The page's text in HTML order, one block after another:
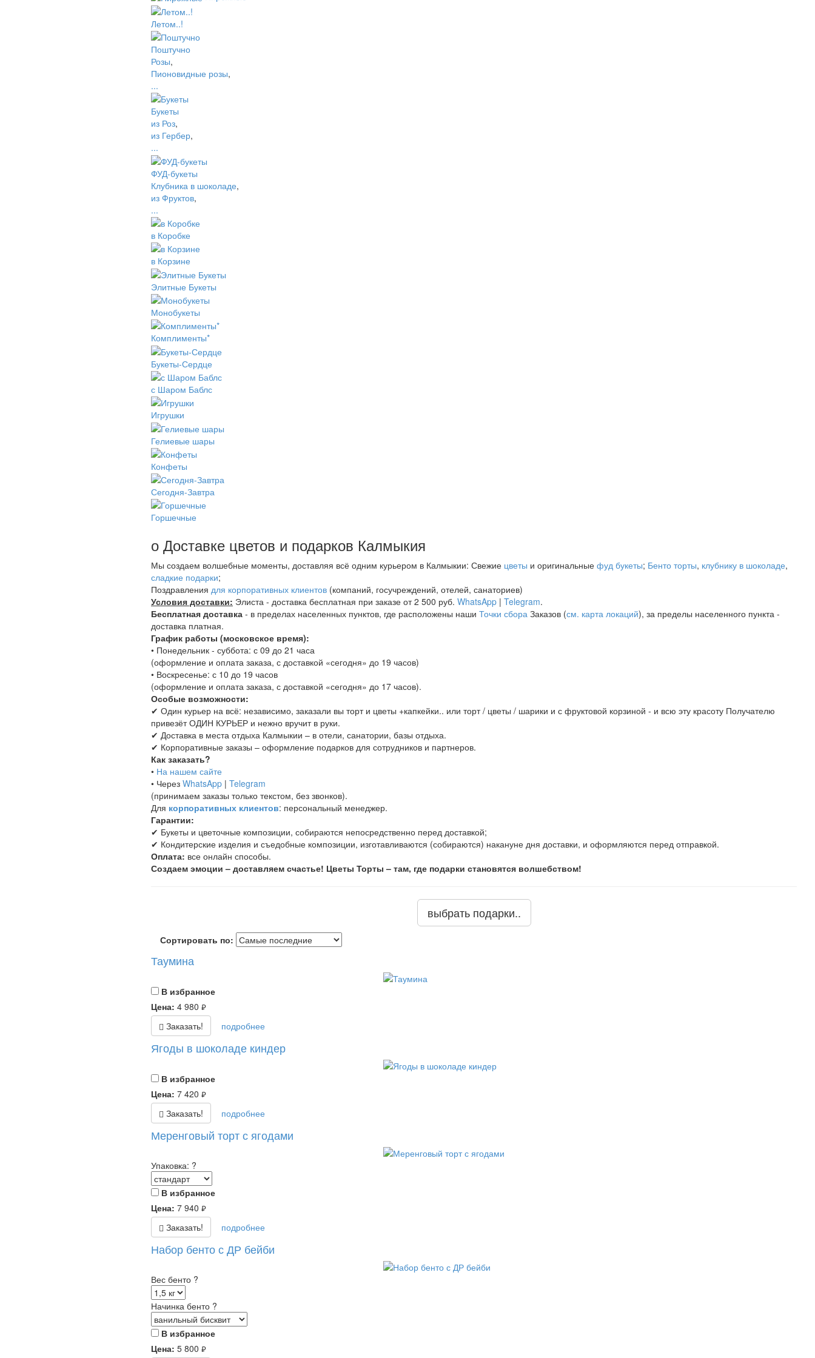
Летом..!
Поштучно
Розы,
Пионовидные розы,
...
Букеты
из Роз,
из Гербер,
...
ФУД-букеты
Клубника в шоколаде,
из Фруктов,
...
в Коробке
в Корзине
Элитные Букеты
Монобукеты
Комплименты*
Букеты-Сердце
с Шаром Баблс
Игрушки
Гелиевые шары
Конфеты
Сегодня-Завтра
Горшечные
о Доставке цветов и подарков Калмыкия
Мы создаем волшебные моменты, доставляя всё одним курьером в Калмыкии: Свежие цветы и оригинальные фуд букеты; Бенто торты, клубнику в шоколаде,
сладкие подарки;
Поздравления для корпоративных клиентов (компаний, госучреждений, отелей, санаториев)
Условия доставки: Элиста - доставка бесплатная при заказе от 2 500 руб. WhatsApp | Telegram.
Бесплатная доставка - в пределах населенных пунктов, где расположены наши Точки сбора Заказов (см. карта локаций), за пределы населенного пункта -
доставка платная.
График работы (московское время):
• Понедельник - суббота: с 09 до 21 часа
(оформление и оплата заказа, с доставкой «сегодня» до 19 часов)
• Воскресенье: с 10 до 19 часов
(оформление и оплата заказа, с доставкой «сегодня» до 17 часов).
Особые возможности:
✔ Один курьер на всё: независимо, заказали вы торт и цветы +капкейки.. или торт / цветы / шарики и с фруктовой корзиной - и всю эту красоту Получателю
привезёт ОДИН КУРЬЕР и нежно вручит в руки.
✔ Доставка в места отдыха Калмыкии – в отели, санатории, базы отдыха.
✔ Корпоративные заказы – оформление подарков для сотрудников и партнеров.
Как заказать?
• На нашем сайте
• Через WhatsApp | Telegram
(принимаем заказы только текстом, без звонков).
Для корпоративных клиентов: персональный менеджер.
Гарантии:
✔ Букеты и цветочные композиции, собираются непосредственно перед доставкой;
✔ Кондитерские изделия и съедобные композиции, изготавливаются (собираются) накануне дня доставки, и оформляются перед отправкой.
Оплата: все онлайн способы.
Создаем эмоции – доставляем счастье! Цветы Торты – там, где подарки становятся волшебством!
выбрать подарки..
Сортировать по:
Таумина
В избранное
Цена: 4 980 руб.
Заказать! подробнее
Ягоды в шоколаде киндер
В избранное
Цена: 7 420 руб.
Заказать! подробнее
Меренговый торт с ягодами
Упаковка: ?
В избранное
Цена: 7 940 руб.
Заказать! подробнее
Набор бенто с ДР бейби
Вес бенто ?
Начинка бенто ?
В избранное
Цена: 5 800 руб.